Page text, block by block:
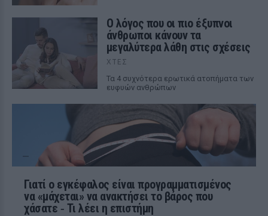
Ο λόγος που οι πιο έξυπνοι
άνθρωποι κάνουν τα
μεγαλύτερα λάθη στις σχέσεις
ΧΤΕΣ
Τα 4 συχνότερα ερωτικά ατοπήματα των
ευφυών ανθρώπων
Γιατί ο εγκέφαλος είναι προγραμματισμένος
να «μάχεται» να ανακτήσει το βάρος που
χάσατε ‑ Τι λέει η επιστήμη